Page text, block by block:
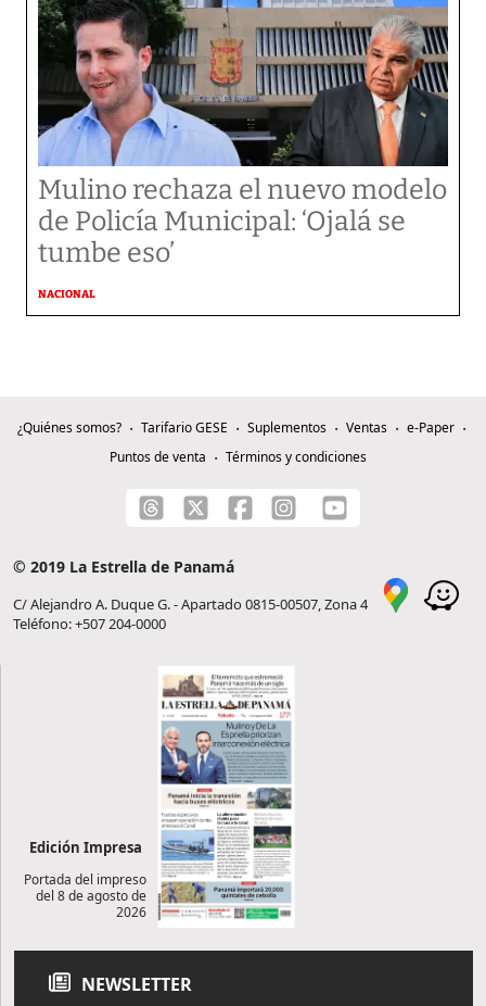
Mulino rechaza el nuevo modelo
de Policía Municipal: ‘Ojalá se
tumbe eso’
NACIONAL
¿Quiénes somos? Tarifario GESE Suplementos Ventas
e-Paper
Puntos de venta
Términos y condiciones
© 2019 La Estrella de Panamá
C/ Alejandro A. Duque G. - Apartado 0815-00507, Zona 4
Teléfono: +507 204-0000
Edición Impresa
Portada del impreso
del 8 de agosto de
2026
NEWSLETTER